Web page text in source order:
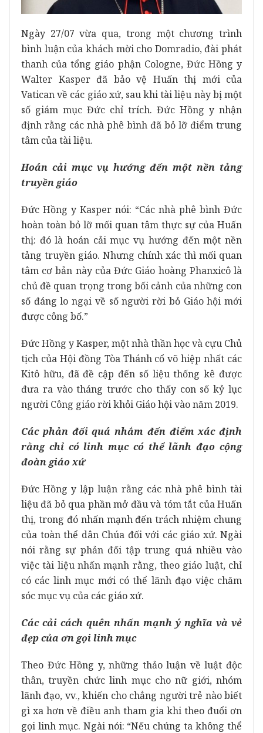
Ngày 27/07 vừa qua, trong một chương trình
bình luận của khách mời cho Domradio, đài phát
thanh của tổng giáo phận Cologne, Đức Hồng y
Walter Kasper đã bảo vệ Huấn thị mới của
Vatican về các giáo xứ, sau khi tài liệu này bị một
số giám mục Đức chỉ trích. Đức Hồng y nhận
định rằng các nhà phê bình đã bỏ lỡ điểm trung
tâm của tài liệu.
Hoán cải mục vụ hướng đến một nền tảng
truyền giáo
Đức Hồng y Kasper nói: “Các nhà phê bình Đức
hoàn toàn bỏ lỡ mối quan tâm thực sự của Huấn
thị: đó là hoán cải mục vụ hướng đến một nền
tảng truyền giáo. Nhưng chính xác thì mối quan
tâm cơ bản này của Đức Giáo hoàng Phanxicô là
chủ đề quan trọng trong bối cảnh của những con
số đáng lo ngại về số người rời bỏ Giáo hội mới
được công bố.”
Đức Hồng y Kasper, một nhà thần học và cựu Chủ
tịch của Hội đồng Tòa Thánh cổ võ hiệp nhất các
Kitô hữu, đã đề cập đến số liệu thống kê được
đưa ra vào tháng trước cho thấy con số kỷ lục
người Công giáo rời khỏi Giáo hội vào năm 2019.
Các phản đối quá nhắm đến điểm xác định
rằng chỉ có linh mục có thể lãnh đạo cộng
đoàn giáo xứ
Đức Hồng y lập luận rằng các nhà phê bình tài
liệu đã bỏ qua phần mở đầu và tóm tắt của Huấn
thị, trong đó nhấn mạnh đến trách nhiệm chung
của toàn thể dân Chúa đối với các giáo xứ. Ngài
nói rằng sự phản đối tập trung quá nhiều vào
việc tài liệu nhấn mạnh rằng, theo giáo luật, chỉ
có các linh mục mới có thể lãnh đạo việc chăm
sóc mục vụ của các giáo xứ.
Các cải cách quên nhấn mạnh ý nghĩa và vẻ
đẹp của ơn gọi linh mục
Theo Đức Hồng y, những thảo luận về luật độc
thân, truyền chức linh mục cho nữ giới, nhóm
lãnh đạo, vv., khiến cho chẳng người trẻ nào biết
gì xa hơn về điều anh tham gia khi theo đuổi ơn
gọi linh mục. Ngài nói: “Nếu chúng ta không thể